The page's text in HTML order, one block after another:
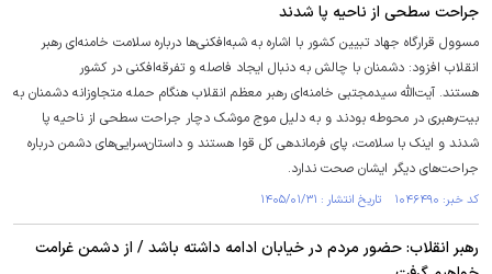
جراحت سطحی از ناحیه پا شدند
مسوول قرارگاه جهاد تبیین کشور با اشاره به شبه‌افکنی‌ها درباره سلامت خامنه‌ای رهبر
انقلاب افزود: دشمنان با چالش به دنبال ایجاد فاصله و تفرقه‌افکنی در کشور
هستند. آیت‌الله سیدمجتبی خامنه‌ای رهبر معظم انقلاب هنگام حمله متجاوزانه دشمنان به
بیت‌رهبری در محوطه بودند و به دلیل موج موشک دچار جراحت سطحی از ناحیه پا
شدند و اینک با سلامت، پای فرماندهی کل قوا هستند و داستان‌سرایی‌های دشمن درباره
جراحت‌های دیگر ایشان صحت ندارد.
کد خبر: ۱۰۴۶۴۹۰ تاریخ انتشار : ۱۴۰۵/۰۱/۳۱
رهبر انقلاب: حضور مردم در خیابان ادامه داشته باشد / از دشمن غرامت